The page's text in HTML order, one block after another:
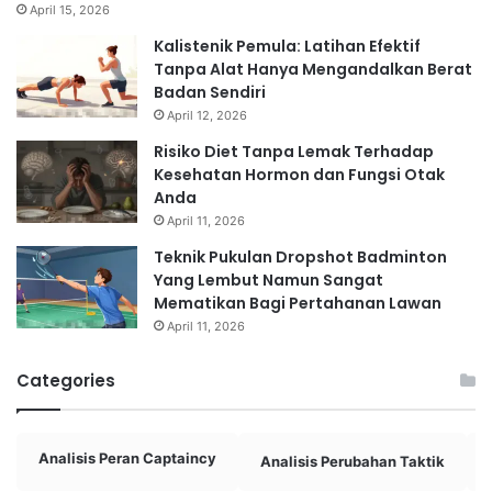
April 15, 2026
Kalistenik Pemula: Latihan Efektif
Tanpa Alat Hanya Mengandalkan Berat
Badan Sendiri
April 12, 2026
Risiko Diet Tanpa Lemak Terhadap
Kesehatan Hormon dan Fungsi Otak
Anda
April 11, 2026
Teknik Pukulan Dropshot Badminton
Yang Lembut Namun Sangat
Mematikan Bagi Pertahanan Lawan
April 11, 2026
Categories
Analisis Peran Captaincy Analisis Perubahan Taktik